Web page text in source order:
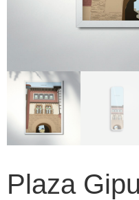
Plaza